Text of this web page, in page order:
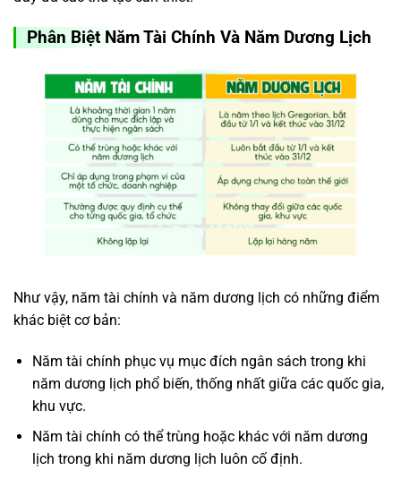
Phân Biệt Năm Tài Chính Và Năm Dương Lịch
Như vậy, năm tài chính và năm dương lịch có những điểm
khác biệt cơ bản:
Năm tài chính phục vụ mục đích ngân sách trong khi
năm dương lịch phổ biến, thống nhất giữa các quốc gia,
khu vực.
Năm tài chính có thể trùng hoặc khác với năm dương
lịch trong khi năm dương lịch luôn cố định.